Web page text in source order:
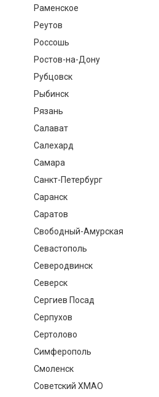
Раменское
Реутов
Россошь
Ростов-на-Дону
Рубцовск
Рыбинск
Рязань
Салават
Салехард
Самара
Санкт-Петербург
Саранск
Саратов
Свободный-Амурская
Севастополь
Северодвинск
Северск
Сергиев Посад
Серпухов
Сертолово
Симферополь
Смоленск
Советский ХМАО